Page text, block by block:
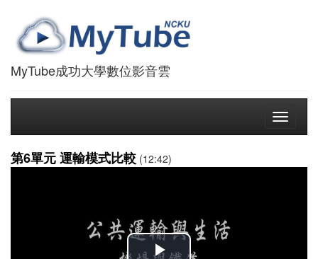
MyTube成功大學數位影音雲
Toggle
第6單元 運輸模式比較 (12:42)